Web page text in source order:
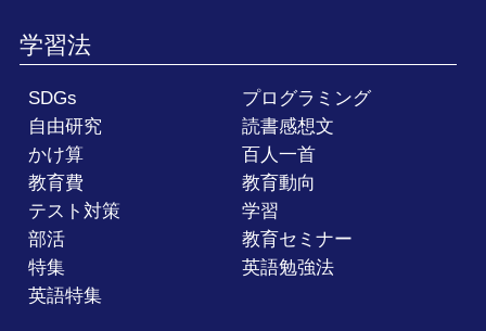
学習法
SDGs
プログラミング
自由研究
読書感想文
かけ算
百人一首
教育費
教育動向
テスト対策
学習
部活
教育セミナー
特集
英語勉強法
英語特集